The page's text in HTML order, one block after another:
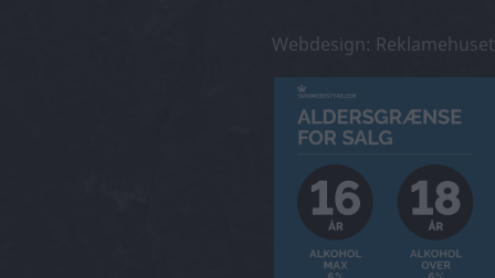
Webdesign: Reklamehuset